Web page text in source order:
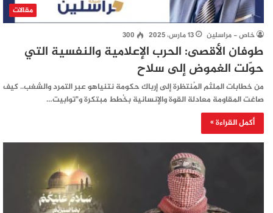
مقالات
خاص - مراسلين 13 مارس، 2025 300
طوفان الأقصى: الحرب الإعلامية والنفسية التي
حوّلت الغموض إلى سلاح
من خطابات الملثم المُنتظرة إلى إرباك حكومة نتنياهو عبر التمرد والشغب.. كيف
صاغت ‏المقاومة معادلة القوة والإنسانية بخُطط مبتكرة و"توابيت…
أكمل القراءة »